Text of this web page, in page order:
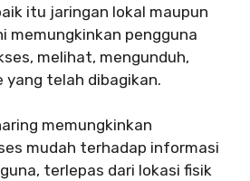
itu jaringan lokal maupun
memungkinkan pengguna
melihat, mengunduh,
telah dibagikan.
memungkinkan
mudah terhadap informasi
terlepas dari lokasi fisik